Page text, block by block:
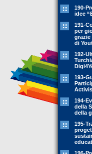
190-
idee
191-
per
grazie
di
192-
193-
194-
della
della
195-